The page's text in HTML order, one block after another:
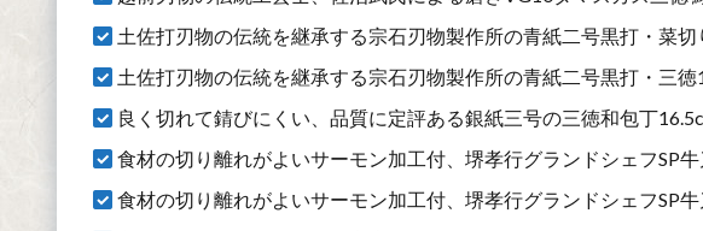
土佐打刃物の伝統を継承する宗石刃物製作所の青紙二号黒打・菜
土佐打刃物の伝統を継承する宗石刃物製作所の青紙二号黒打・三
良く切れて錆びにくい、品質に定評ある銀紙三号の三徳和包丁
食材の切り離れがよいサーモン加工付、堺孝行グランドシェフSP
食材の切り離れがよいサーモン加工付、堺孝行グランドシェフSP